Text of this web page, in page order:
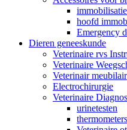
hoofd
Emergency
Dieren geneeskunde
Veterinaire rvs
Veterinaire
Veterinair meubilair
Electrochirurgie
Veterinaire
urinetesten
thermometers